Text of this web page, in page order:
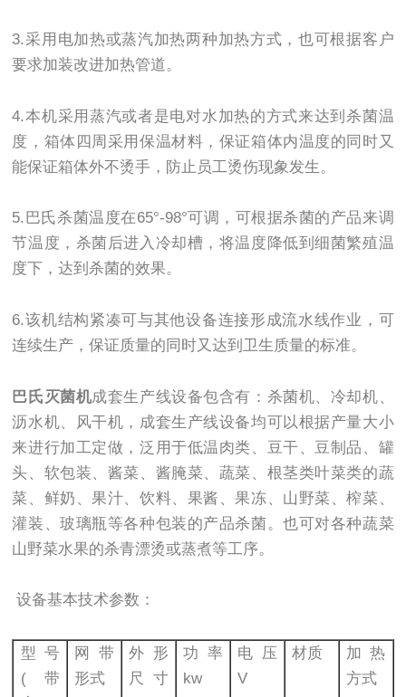
3.采用电加热或蒸汽加热两种加热方式，也可根据客户
要求加装改进加热管道。
4.本机采用蒸汽或者是电对水加热的方式来达到杀菌温
度，箱体四周采用保温材料，保证箱体内温度的同时又
能保证箱体外不烫手，防止员工烫伤现象发生。
5.巴氏杀菌温度在65°-98°可调，可根据杀菌的产品来调
节温度，杀菌后进入冷却槽，将温度降低到细菌繁殖温
度下，达到杀菌的效果。
6.该机结构紧凑可与其他设备连接形成流水线作业，可
连续生产，保证质量的同时又达到卫生质量的标准。
巴氏灭菌机成套生产线设备包含有：杀菌机、冷却机、
沥水机、风干机，成套生产线设备均可以根据产量大小
来进行加工定做，泛用于低温肉类、豆干、豆制品、罐
头、软包装、酱菜、酱腌菜、蔬菜、根茎类叶菜类的蔬
菜、鲜奶、果汁、饮料、果酱、果冻、山野菜、榨菜、
灌装、玻璃瓶等各种包装的产品杀菌。也可对各种蔬菜
山野菜水果的杀青漂烫或蒸煮等工序。
设备基本技术参数：
型号
(带
网带
形式
外形
尺寸
功率
kw
电压
V
材质
加热
方式